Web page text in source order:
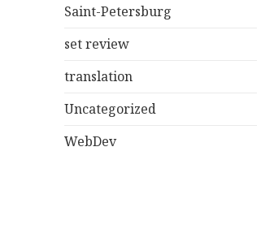
Saint-Petersburg
set review
translation
Uncategorized
WebDev